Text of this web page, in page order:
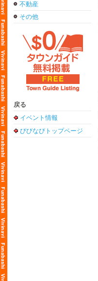
不動産
その他
戻る
イベント情報
びびなびトップページ